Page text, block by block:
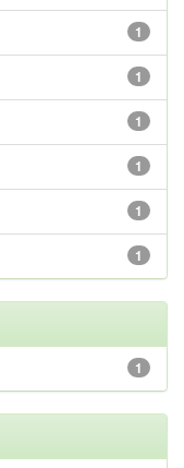
1
1
1
1
1
1
1